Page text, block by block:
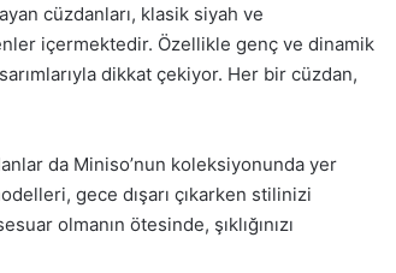
cüzdanları, klasik siyah ve
içermektedir. Özellikle genç ve dinamik
dikkat çekiyor. Her bir cüzdan,
da Miniso’nun koleksiyonunda yer
gece dışarı çıkarken stilinizi
olmanın ötesinde, şıklığınızı